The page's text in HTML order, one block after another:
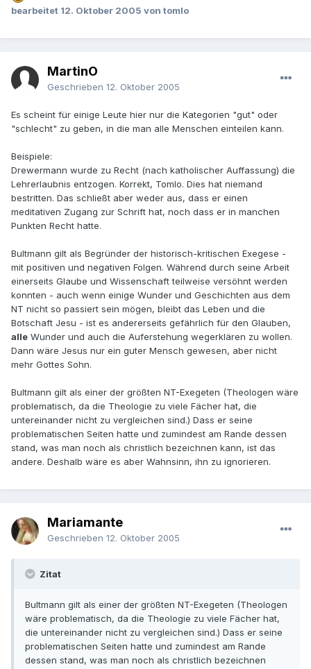
bearbeitet 12. Oktober 2005 von tomlo
MartinO
Geschrieben 12. Oktober 2005
Es scheint für einige Leute hier nur die Kategorien "gut" oder
"schlecht" zu geben, in die man alle Menschen einteilen kann.
Beispiele:
Drewermann wurde zu Recht (nach katholischer Auffassung) die
Lehrerlaubnis entzogen. Korrekt, Tomlo. Dies hat niemand
bestritten. Das schließt aber weder aus, dass er einen
meditativen Zugang zur Schrift hat, noch dass er in manchen
Punkten Recht hatte.
Bultmann gilt als Begründer der historisch-kritischen Exegese -
mit positiven und negativen Folgen. Während durch seine Arbeit
einerseits Glaube und Wissenschaft teilweise versöhnt werden
konnten - auch wenn einige Wunder und Geschichten aus dem
NT nicht so passiert sein mögen, bleibt das Leben und die
Botschaft Jesu - ist es andererseits gefährlich für den Glauben,
alle Wunder und auch die Auferstehung wegerklären zu wollen.
Dann wäre Jesus nur ein guter Mensch gewesen, aber nicht
mehr Gottes Sohn.
Bultmann gilt als einer der größten NT-Exegeten (Theologen wäre
problematisch, da die Theologie zu viele Fächer hat, die
untereinander nicht zu vergleichen sind.) Dass er seine
problematischen Seiten hatte und zumindest am Rande dessen
stand, was man noch als christlich bezeichnen kann, ist das
andere. Deshalb wäre es aber Wahnsinn, ihn zu ignorieren.
Mariamante
Geschrieben 12. Oktober 2005
Zitat
Bultmann gilt als einer der größten NT-Exegeten (Theologen
wäre problematisch, da die Theologie zu viele Fächer hat,
die untereinander nicht zu vergleichen sind.) Dass er seine
problematischen Seiten hatte und zumindest am Rande
dessen stand, was man noch als christlich bezeichnen